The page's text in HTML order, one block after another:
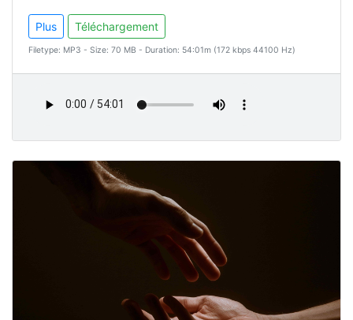
Plus Téléchargement
Filetype: MP3 - Size: 70 MB - Duration: 54:01m (172 kbps 44100 Hz)